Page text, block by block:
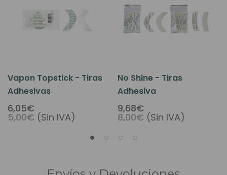
Vapon Topstick - Tiras
Adhesivas
6,05€
5,00€ (Sin IVA)
No Shine - Tiras
Adhesiva
9,68€
8,00€ (Sin IVA)